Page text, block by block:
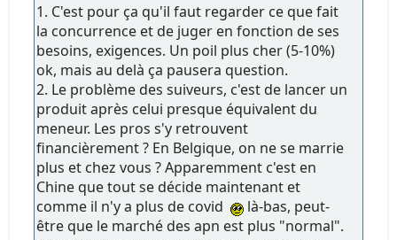
1. C'est pour ça qu'il faut regarder ce que fait
la concurrence et de juger en fonction de ses
besoins, exigences. Un poil plus cher (5-10%)
ok, mais au delà ça pausera question.
2. Le problème des suiveurs, c'est de lancer un
produit après celui presque équivalent du
meneur. Les pros s'y retrouvent
financièrement ? En Belgique, on ne se marrie
plus et chez vous ? Apparemment c'est en
Chine que tout se décide maintenant et
comme il n'y a plus de covid
là-bas, peut-
être que le marché des apn est plus "normal".